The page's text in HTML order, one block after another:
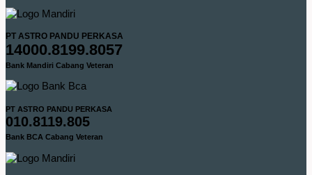
PT ASTRO PANDU PERKASA
14000.8199.8057
Bank Mandiri Cabang Veteran
PT ASTRO PANDU PERKASA
010.8119.805
Bank BCA Cabang Veteran